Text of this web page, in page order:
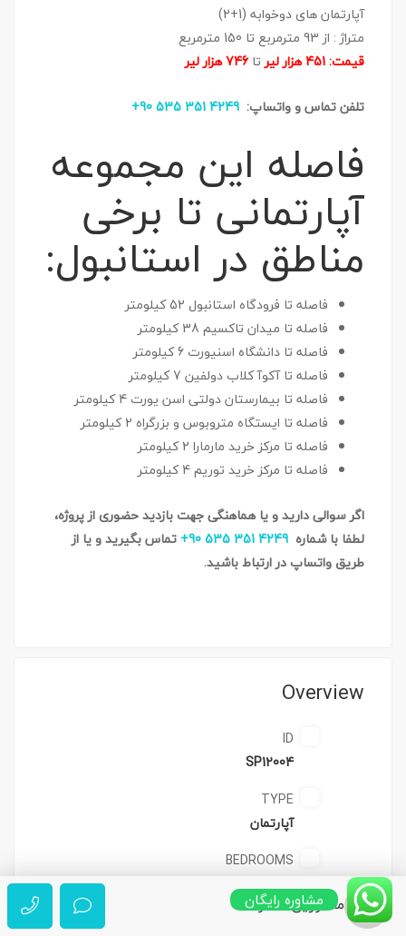
آپارتمان های دوخوابه (1+2)
متراژ : از 93 مترمربع تا 150 مترمربع
قیمت: 451 هزار لیر
تا746 هزار لیر
تلفن تماس و واتساپ: 4249 351 535 90+
فاصله این مجموعه
آپارتمانی تا برخی
مناطق در استانبول:
فاصله تا فرودگاه استانبول 52 کیلومتر
فاصله تا میدان تاکسیم 38 کیلومتر
فاصله تا دانشگاه اسنیورت 6 کیلومتر
فاصله تا آکوآ کلاب دولفین 7 کیلومتر
فاصله تا بیمارستان دولتی اسن یورت 4 کیلومتر
فاصله تا ایستگاه متروبوس و بزرگراه 2 کیلومتر
فاصله تا مرکز خرید مارمارا 2 کیلومتر
فاصله تا مرکز خرید توریم 4 کیلومتر
اگر سوالی دارید و یا هماهنگی جهت بازدید حضوری از پروژه،
لطفا با شماره 4249 351 535 90+
تماس بگیرید و یا از
طریق واتساپ در ارتباط باشید.
Overview
ID
SP12004
TYPE
آپارتمان
BEDROOMS
2
BATHROOMS
مشاورین شاتو
مشاوره رایگان